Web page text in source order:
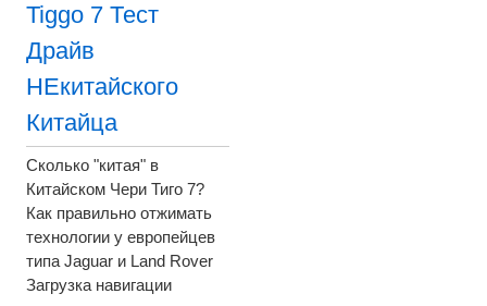
Tiggo 7 Тест
Драйв
НЕкитайского
Китайца
Сколько "китая" в
Китайском Чери Тиго 7?
Как правильно отжимать
технологии у европейцев
типа Jaguar и Land Rover
Загрузка навигации